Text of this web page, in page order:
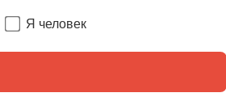
Я человек